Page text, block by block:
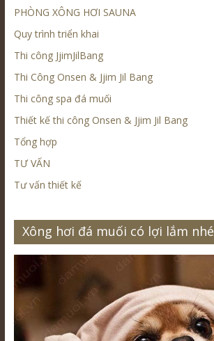
PHÒNG XÔNG HƠI SAUNA
Quy trình triển khai
Thi công JjimJilBang
Thi Công Onsen & Jjim Jil Bang
Thi công spa đá muối
Thiết kế thi công Onsen & Jjim Jil Bang
Tổng hợp
TƯ VẤN
Tư vấn thiết kế
Xông hơi đá muối có lợi lắm nhé